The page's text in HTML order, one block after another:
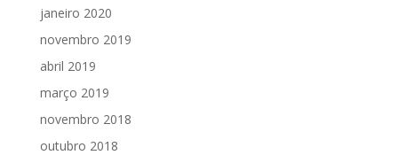
janeiro 2020
novembro 2019
abril 2019
março 2019
novembro 2018
outubro 2018